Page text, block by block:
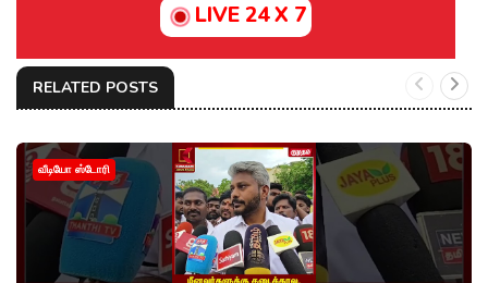
LIVE 24 X 7
RELATED POSTS
வீடியோ ஸ்டோரி